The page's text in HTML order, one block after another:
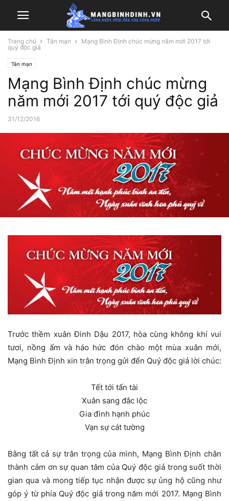
Trang chủ Tản mạn
Mạng Bình Định chúc mừng năm mới 2017 tới
quý độc giả
Tản mạn
Mạng Bình Định chúc mừng
năm mới 2017 tới quý độc giả
31/12/2016
Trước thềm xuân Đinh Dậu 2017, hòa cùng không khí vui
tươi, nồng ấm và háo hức đón chào một mùa xuân mới,
Mạng Bình Định xin trân trọng gửi đến Quý độc giả lời chúc:
Tết tới tấn tài
Xuân sang đắc lộc
Gia đình hạnh phúc
Vạn sự cát tường
Bằng tất cả sự trân trọng của mình, Mạng Bình Định chân
thành cảm ơn sự quan tâm của Quý độc giả trong suốt thời
gian qua và mong tiếp tục nhận được sự ủng hộ cũng như
góp ý từ phía Quý độc giả trong năm mới 2017. Mạng Bình